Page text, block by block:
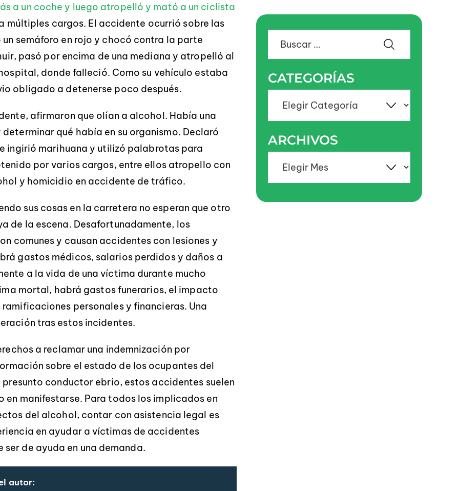
a un coche y luego atropelló y mató a un ciclista
múltiples cargos. El accidente ocurrió sobre las
semáforo en rojo y chocó contra la parte
pasó por encima de una mediana y atropelló al
donde falleció. Como su vehículo estaba
obligado a detenerse poco después.
afirmaron que olían a alcohol. Había una
qué había en su organismo. Declaró
ingirió marihuana y utilizó palabrotas para
por varios cargos, entre ellos atropello con
y homicidio en accidente de tráfico.
sus cosas en la carretera no esperan que otro
de la escena. Desafortunadamente, los
comunes y causan accidentes con lesiones y
gastos médicos, salarios perdidos y daños a
a la vida de una víctima durante mucho
mortal, habrá gastos funerarios, el impacto
personales y financieras. Una
tras estos incidentes.
a reclamar una indemnización por
sobre el estado de los ocupantes del
conductor ebrio, estos accidentes suelen
manifestarse. Para todos los implicados en
del alcohol, contar con asistencia legal es
en ayudar a víctimas de accidentes
de ayuda en una demanda.
autor:
CATEGORÍAS
ARCHIVOS